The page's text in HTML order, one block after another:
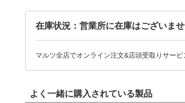
在庫状況：営業所に在庫はございませ
マルツ全店でオンライン注文&店頭受取りサービ
よく一緒に購入されている製品